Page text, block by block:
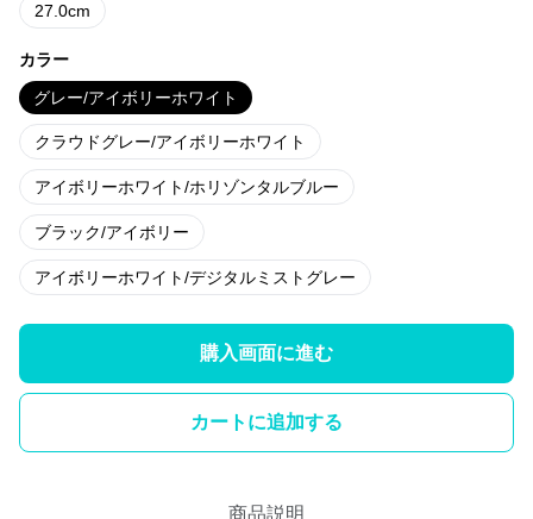
27.0cm
カラー
グレー/アイボリーホワイト
クラウドグレー/アイボリーホワイト
アイボリーホワイト/ホリゾンタルブルー
ブラック/アイボリー
アイボリーホワイト/デジタルミストグレー
購入画面に進む
カートに追加する
商品説明